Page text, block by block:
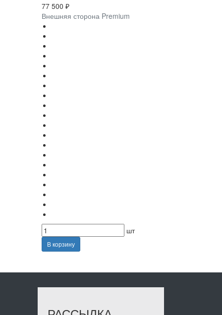
77 500 ₽
Внешняя сторона Premium
шт
В корзину